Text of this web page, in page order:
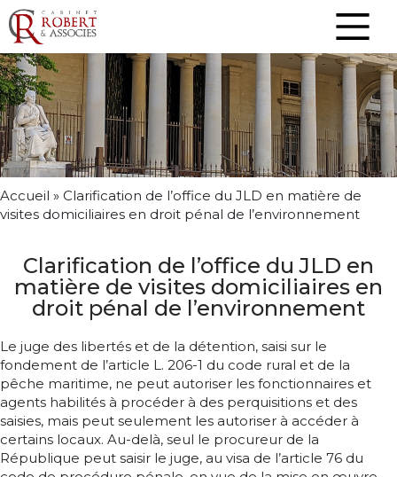
Accueil » Clarification de l’office du JLD en matière de
visites domiciliaires en droit pénal de l’environnement
Clarification de l’office du JLD en
matière de visites domiciliaires en
droit pénal de l’environnement
Le juge des libertés et de la détention, saisi sur le
fondement de l’article L. 206-1 du code rural et de la
pêche maritime, ne peut autoriser les fonctionnaires et
agents habilités à procéder à des perquisitions et des
saisies, mais peut seulement les autoriser à accéder à
certains locaux. Au-delà, seul le procureur de la
République peut saisir le juge, au visa de l’article 76 du